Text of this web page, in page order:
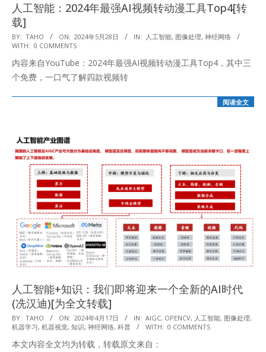
人工智能：2024年最强AI视频转动漫工具Top4[转
载]
2024-
05-
28
BY: TAHO ON: 2024年5月28日 IN: 人工智能, 图像处理, 神经网络
WITH: 0 COMMENTS
内容来自YouTube：2024年最强AI视频转动漫工具Top4，其中三
个免费，一口气了解四款视频转
阅读全文
人工智能+知识：我们即将迎来一个全新的AI时代
(冼汉迪)[为全文转载]
2024-
04-
17
BY: TAHO ON: 2024年4月17日 IN: AIGC, OPENCV, 人工智能, 图像处理,
机器学习, 机器视觉, 知识, 神经网络, 科普 WITH: 0 COMMENTS
本文内容全文均为转载，转载原文来自：